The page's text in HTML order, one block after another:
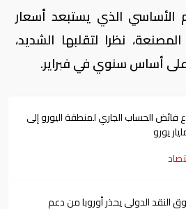
الأساسي الذي يستبعد أسعار
نظرا لتقلبها الشديد،
فائض الحساب الجاري لمنطقة اليورو إلى
النقد الدولي يحذر أوروبا من دعم